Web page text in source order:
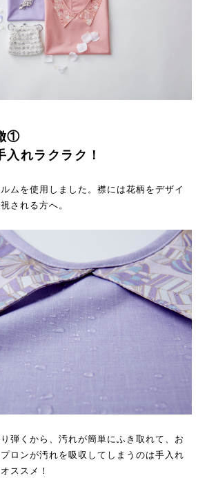
①
れラクラク！
ムを使用しました。襟には花柄をデザイ
される方へ。
弾くから、汚れが簡単にふき取れて、お
ロンが汚れを吸収してしまうのは手入れ
ススメ！